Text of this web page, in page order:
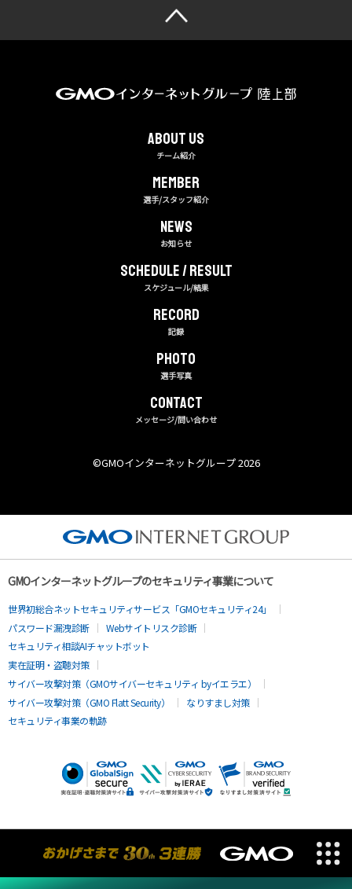
About us
チーム紹介
MEMBER
選手/スタッフ紹介
NEWS
お知らせ
Schedule / Result
スケジュール/結果
RECORD
記録
PHOTO
選手写真
CONTACT
メッセージ/問い合わせ
©︎GMOインターネットグループ 2026
GMOインターネットグループのセキュリティ事業について
世界初総合ネットセキュリティサービス「GMOセキュリティ24」
パスワード漏洩診断
Webサイトリスク診断
セキュリティ相談AIチャットボット
実在証明・盗聴対策
サイバー攻撃対策（GMOサイバーセキュリティ byイエラエ）
サイバー攻撃対策（GMO Flatt Security）
なりすまし対策
セキュリティ事業の軌跡